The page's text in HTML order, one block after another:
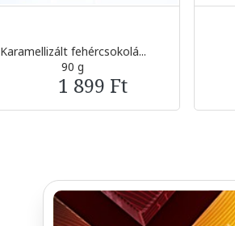
Karamellizált fehércsokolá...
90 g
1 899 Ft